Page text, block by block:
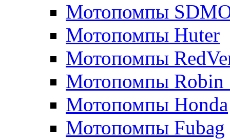
Мотопомпы
Мотопомпы Huter
Мотопомпы
Мотопомпы Robin
Мотопомпы Honda
Мотопомпы Fubag